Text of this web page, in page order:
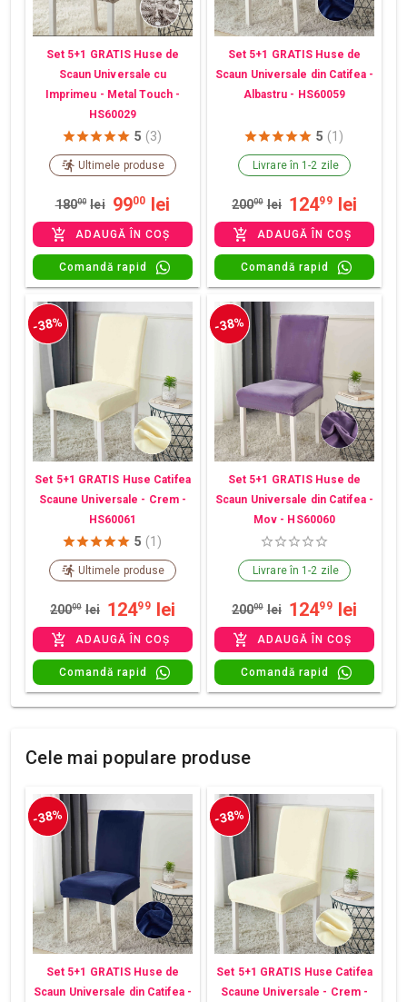
Set 5+1 GRATIS Huse de
Scaun Universale cu
Imprimeu - Metal Touch -
HS60029
5 (3)
Ultimele produse
18000 lei 9900 lei
ADAUGĂ ÎN COȘ
Comandă rapid
Set 5+1 GRATIS Huse de
Scaun Universale din Catifea -
Albastru - HS60059
5 (1)
Livrare în 1-2 zile
20000 lei 12499 lei
ADAUGĂ ÎN COȘ
Comandă rapid
-38%
Set 5+1 GRATIS Huse Catifea
Scaune Universale - Crem -
HS60061
5 (1)
Ultimele produse
20000 lei 12499 lei
ADAUGĂ ÎN COȘ
Comandă rapid
-38%
Set 5+1 GRATIS Huse de
Scaun Universale din Catifea -
Mov - HS60060
Livrare în 1-2 zile
20000 lei 12499 lei
ADAUGĂ ÎN COȘ
Comandă rapid
Cele mai populare produse
-38%
Set 5+1 GRATIS Huse de
Scaun Universale din Catifea -
-38%
Set 5+1 GRATIS Huse Catifea
Scaune Universale - Crem -